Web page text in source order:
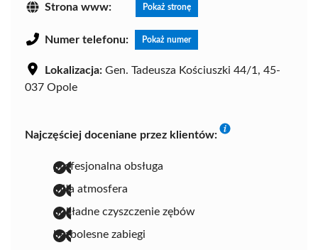
Strona www: Pokaż stronę
Numer telefonu: Pokaż numer
Lokalizacja: Gen. Tadeusza Kościuszki 44/1, 45-
037 Opole
Najczęściej doceniane przez klientów:
profesjonalna obsługa
miła atmosfera
dokładne czyszczenie zębów
bezbolesne zabiegi